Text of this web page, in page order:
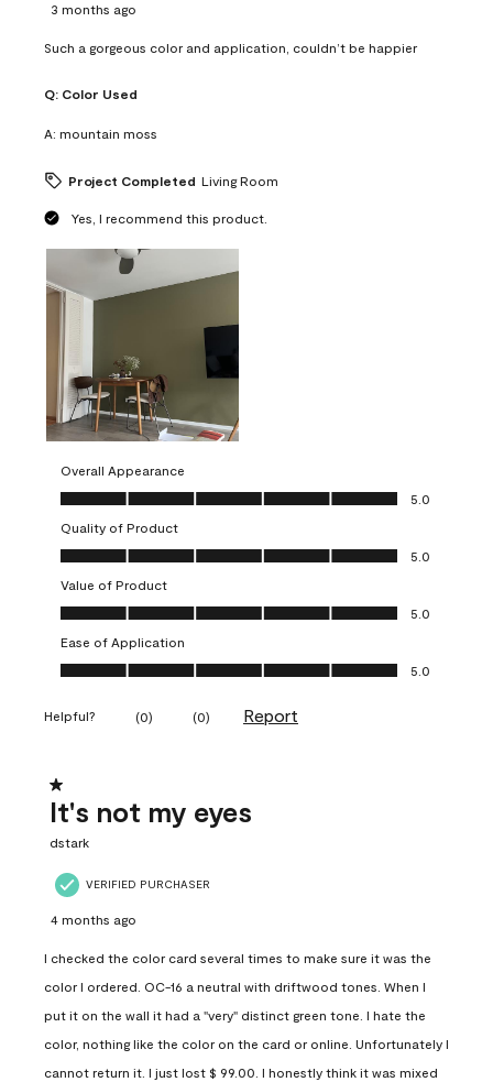
3 months ago
Such a gorgeous color and application, couldn’t be happier
Q: Color Used
A: mountain moss
Project Completed Living Room
Yes, I recommend this product.
Overall Appearance
Overall Appearance, 5.0 out of 5
5.0
Quality of Product
Quality of Product, 5.0 out of 5
5.0
Value of Product
Value of Product, 5.0 out of 5
5.0
Ease of Application
Ease of Application, 5.0 out of 5
5.0
Helpful? (0) (0) Report
1 out of 5 stars.
It's not my eyes
dstark
VERIFIED PURCHASER
4 months ago
I checked the color card several times to make sure it was the
color I ordered. OC-16 a neutral with driftwood tones. When I
put it on the wall it had a "very" distinct green tone. I hate the
color, nothing like the color on the card or online. Unfortunately I
cannot return it. I just lost $ 99.00. I honestly think it was mixed